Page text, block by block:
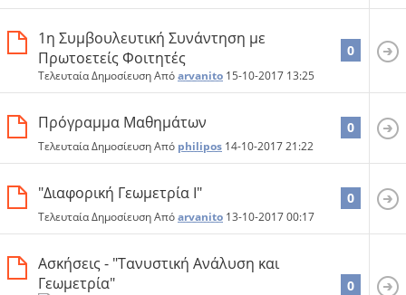
1η Συμβουλευτική Συνάντηση με
Πρωτοετείς Φοιτητές
Τελευταία Δημοσίευση Απόarvanito 15-10-2017 13:25
0
Πρόγραμμα Μαθημάτων
Τελευταία Δημοσίευση Από philipos 14-10-201721:22
0
"Διαφορική Γεωμετρία Ι"
Τελευταία Δημοσίευση Απόarvanito 13-10-201700:17
0
Ασκήσεις - "Τανυστική Ανάλυση και
Γεωμετρία"
0